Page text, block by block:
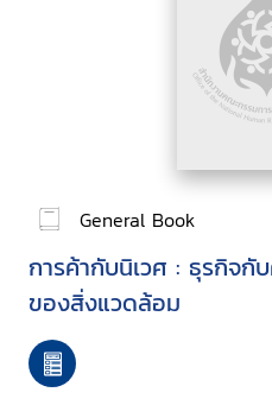
General Book
การค้ากับนิเวศ : ธุรกิจกั
ของสิ่งแวดล้อม